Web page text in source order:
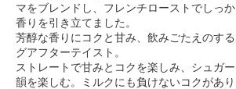
マをブレンドし、フレンチローストでしっ
香りを引き立てました。
芳醇な香りにコクと甘み、飲みごたえのす
グアフターテイスト。
ストレートで甘みとコクを楽しみ、シュガ
韻を楽しむ。ミルクにも負けないコクがあり